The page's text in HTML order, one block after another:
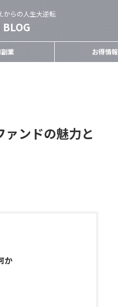
からの人生大逆転
業 お得情報
ンドの魅力と
か